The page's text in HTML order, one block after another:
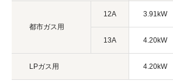
都市ガス用
12A 3.91kW
13A 4.20kW
LPガス用 4.20kW